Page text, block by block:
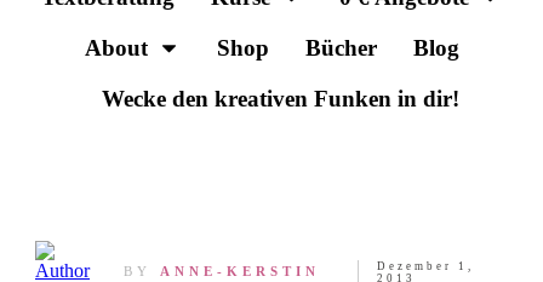
About
Shop Bücher
Blog
Wecke den kreativen Funken in dir!
BY ANNE-KERSTIN
Dezember 1,
2013